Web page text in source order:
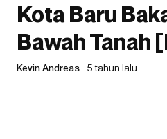
Kota Baru
Bawah Tanah
Kevin Andreas 5 tahun lalu